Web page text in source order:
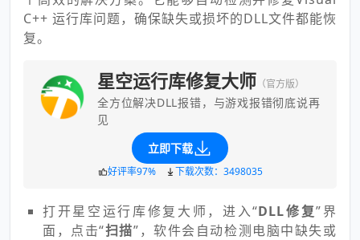
C++ 运行库问题，确保缺失或损坏的DLL文件都能恢
复。
星空运行库修复大师 （官方版）
全方位解决DLL报错，与游戏报错彻底说再
见
立即下载
好评率97% 下载次数：3498035
打开星空运行库修复大师，进入“DLL修复”界
面，点击“扫描”，软件会自动检测电脑中缺失或